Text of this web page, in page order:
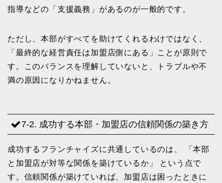
指導などの「支援義務」があるのが一般的です。
ただし、本部がすべてを助けてくれるわけではなく、
「最終的な経営責任は加盟店側にある」ことが原則で
す。このバランスを理解していないと、トラブルや不
満の原因になりかねません。
7-2. 成功する本部・加盟店の信頼関係の築き方
成功するフランチャイズに共通しているのは、 「本部
と加盟店が対等な関係を築けているか」 という点で
す。信頼関係が築けていれば、加盟店は困ったときに